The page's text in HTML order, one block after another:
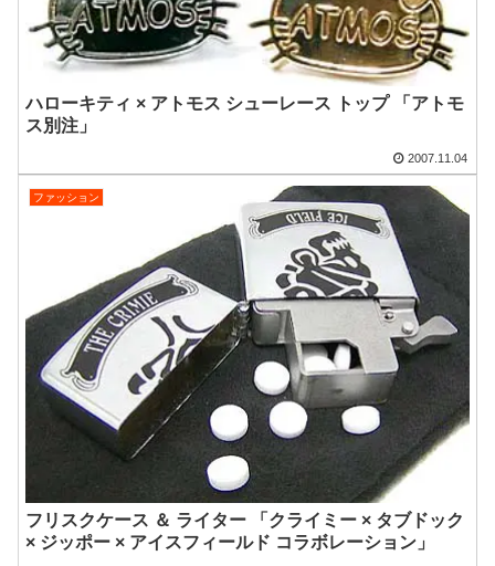
ハローキティ × アトモス シューレース トップ 「アトモ
ス別注」
2007.11.04
ファッション
フリスクケース ＆ ライター 「クライミー × タブドック
× ジッポー × アイスフィールド コラボレーション」